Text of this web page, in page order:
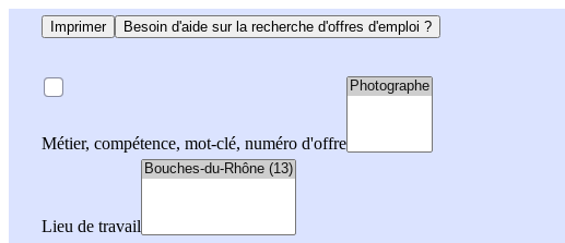
Imprimer Besoin d'aide sur la recherche d'offres d'emploi ?
Métier, compétence, mot-clé, numéro d'offre
Lieu de travail